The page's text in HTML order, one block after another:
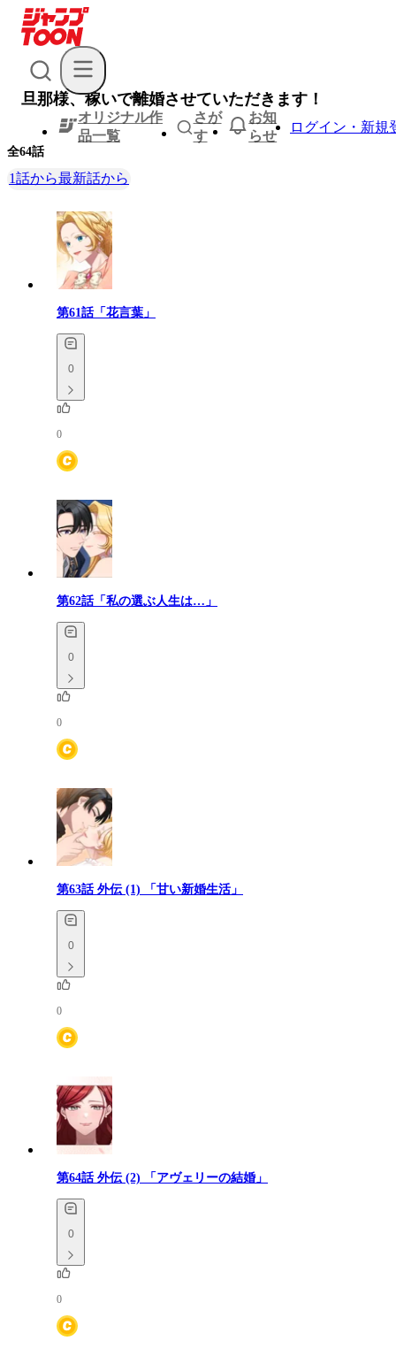
オリジナル作
品一覧
さが
す
お知
らせ
ログイン・新規
旦那様、稼いで離婚させていただきます！
全64話
1話から最新話から
第61話「花言葉」
0
0
第62話「私の選ぶ人生は…」
0
0
第63話 外伝 (1) 「甘い新婚生活」
0
0
第64話 外伝 (2) 「アヴェリーの結婚」
0
0